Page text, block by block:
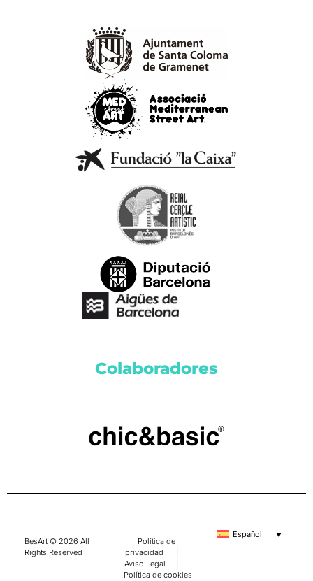
Colaboradores
BesArt © 2026 All
Rights Reserved
Política de
privacidad
Aviso Legal
Política de cookies
Español